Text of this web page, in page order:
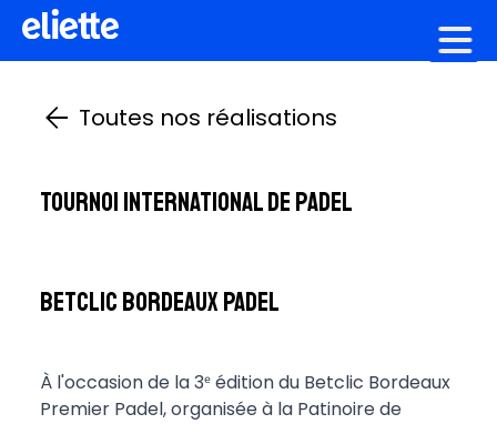
Toutes nos réalisations
Tournoi international de padel
Betclic Bordeaux Padel
À l'occasion de la 3ᵉ édition du Betclic Bordeaux
Premier Padel, organisée à la Patinoire de